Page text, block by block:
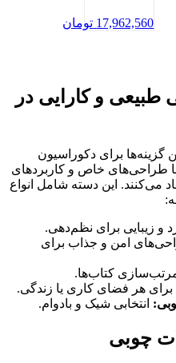
17,962,560 تومان
و کارایی در
برای دکوراسیون
طراحی‌های خاص و کاربردهای
می‌کنند. این دسته شامل انواع
و زیبایی برای نظم‌دهی.
امن و جذاب برای
مرتب‌سازی کتاب‌ها.
هر فضای کاری یا زندگی.
انتخابی شیک و بادوام.
چوبی